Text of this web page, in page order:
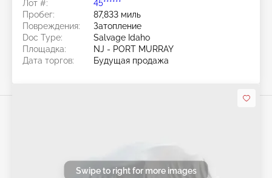
Лот #:
45******
Пробег:
87,833 миль
Повреждения:
Затопление
Doc Type:
Salvage Idaho
Площадка:
NJ - PORT MURRAY
Дата торгов:
Будущая продажа
Swipe to right for more images